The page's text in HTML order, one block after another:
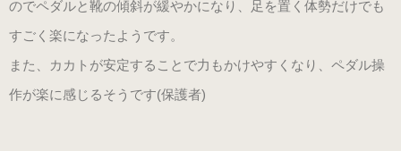
のでペダルと靴の傾斜が緩やかになり、足を置く体勢だけでも
すごく楽になったようです。
また、カカトが安定することで力もかけやすくなり、ペダル操
作が楽に感じるそうです(保護者)